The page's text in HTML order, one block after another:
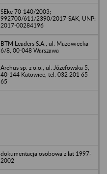
SEke 70-140/2003;
992700/611/2390/2017-SAK, UNP:
2017-00284196
BTM Leaders S.A., ul. Mazowiecka
6/8, 00-048 Warszawa
Archus sp. z o.o., ul. Józefowska 5,
40-144 Katowice, tel. 032 201 65
65
dokumentacja osobowa z lat 1997-
2002